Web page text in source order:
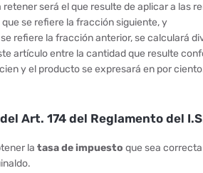
retener será el que resulte de aplicar a las
que se refiere la fracción siguiente, y
refiere la fracción anterior, se calculará
artículo entre la cantidad que resulte
y el producto se expresará en por
Art. 174 del Reglamento del
la tasa de impuesto que sea